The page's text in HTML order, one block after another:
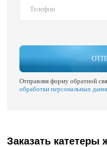
Отправляя форму обратной
обработки персональных
Заказать катетеры